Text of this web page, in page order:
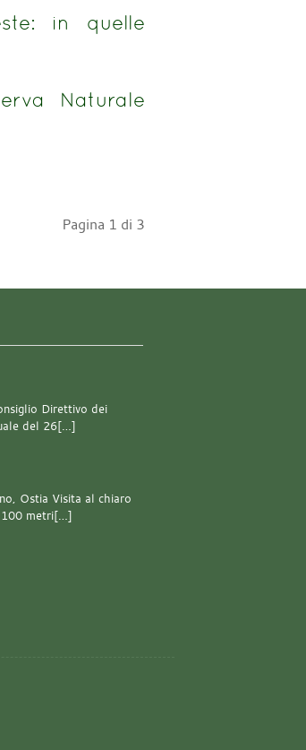
in quelle
Naturale
Pagina 1 di 3
Direttivo dei
del 26[…]
Ostia Visita al chiaro
100 metri[…]